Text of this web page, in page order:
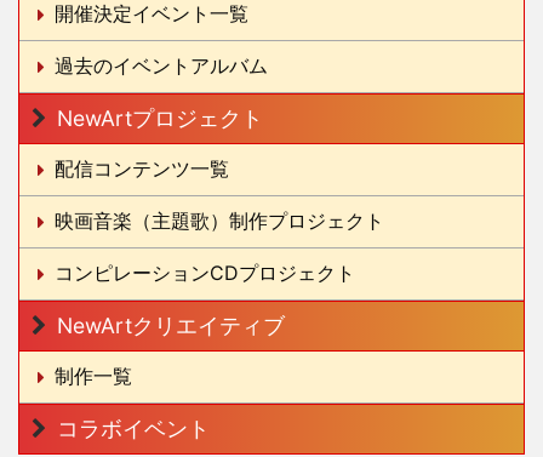
開催決定イベント一覧
過去のイベントアルバム
NewArtプロジェクト
配信コンテンツ一覧
映画音楽（主題歌）制作プロジェクト
コンピレーションCDプロジェクト
NewArtクリエイティブ
制作一覧
コラボイベント